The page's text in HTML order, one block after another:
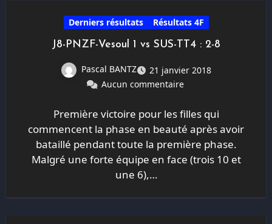
Derniers résultats Résultats 4F
J8-PNZF-Vesoul 1 vs SUS-TT4 : 2-8
Pascal BANTZ
21 janvier 2018
Aucun commentaire
Première victoire pour les filles qui
commencent la phase en beauté après avoir
bataillé pendant toute la première phase.
Malgré une forte équipe en face (trois 10 et
une 6),…